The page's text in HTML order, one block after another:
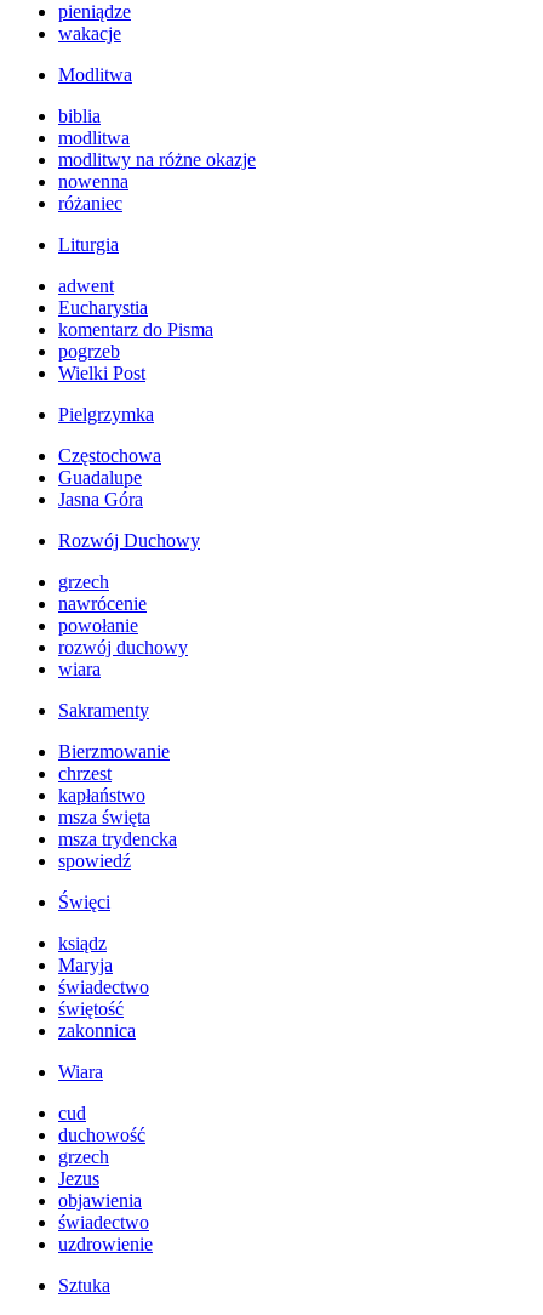
pieniądze
wakacje
Modlitwa
biblia
modlitwa
modlitwy na różne okazje
nowenna
różaniec
Liturgia
adwent
Eucharystia
komentarz do Pisma
pogrzeb
Wielki Post
Pielgrzymka
Częstochowa
Guadalupe
Jasna Góra
Rozwój Duchowy
grzech
nawrócenie
powołanie
rozwój duchowy
wiara
Sakramenty
Bierzmowanie
chrzest
kapłaństwo
msza święta
msza trydencka
spowiedź
Święci
ksiądz
Maryja
świadectwo
świętość
zakonnica
Wiara
cud
duchowość
grzech
Jezus
objawienia
świadectwo
uzdrowienie
Sztuka